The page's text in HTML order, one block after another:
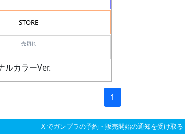
STORE
売切れ
-
ルカラーVer.
1
X でガンプラの予約・販売開始の通知を受け取る